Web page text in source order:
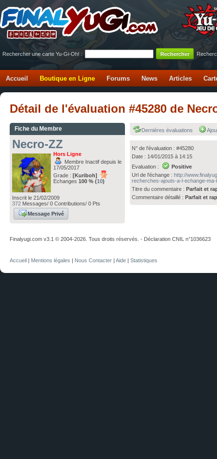
Rechercher une carte Yu-Gi-Oh! :
Accueil Boutique en Ligne Forums News Articles
Détail de l'évaluation #45280 de
Fiche du Membre
Necro-ZZ
Hors Ligne
Membre Inactif depuis le
17/05/2017
Grade : [Kuriboh]
Echanges 100 % (10)
Inscrit le 21/02/2009
372 Messages/ 0 Contributions/ 0 Pts
Message Privé
Dernières évaluations
N° de l'évaluation : #45280
Date : 14/01/2015 à 14:15
Evaluation :
Positive
Url de l'échange :http://
recherches-ajouts-a-l-echange-ma-
Titre du commentaire :Parfait et
Commentaire détaillé :Parfait et
Finalyugi.com v3.1 © 2004-2026. Tous droits réservés. - Déclaration CNIL n°1036623
Accueil | Mentions légales | Nous Contacter | Aide | Statistiques